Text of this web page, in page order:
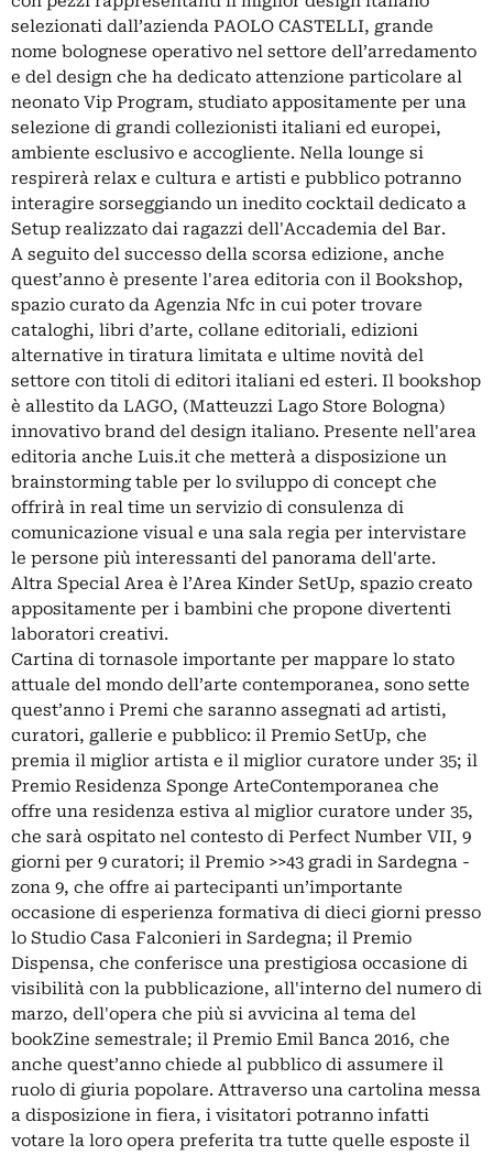
selezionati dall’azienda PAOLO CASTELLI, grande
nome bolognese operativo nel settore dell’arredamento
e del design che ha dedicato attenzione particolare al
neonato Vip Program, studiato appositamente per una
selezione di grandi collezionisti italiani ed europei,
ambiente esclusivo e accogliente. Nella lounge si
respirerà relax e cultura e artisti e pubblico potranno
interagire sorseggiando un inedito cocktail dedicato a
Setup realizzato dai ragazzi dell'Accademia del Bar.
A seguito del successo della scorsa edizione, anche
quest’anno è presente l'area editoria con il Bookshop,
spazio curato da Agenzia Nfc in cui poter trovare
cataloghi, libri d’arte, collane editoriali, edizioni
alternative in tiratura limitata e ultime novità del
settore con titoli di editori italiani ed esteri. Il bookshop
è allestito da LAGO, (Matteuzzi Lago Store Bologna)
innovativo brand del design italiano. Presente nell'area
editoria anche Luis.it che metterà a disposizione un
brainstorming table per lo sviluppo di concept che
offrirà in real time un servizio di consulenza di
comunicazione visual e una sala regia per intervistare
le persone più interessanti del panorama dell'arte.
Altra Special Area è l’Area Kinder SetUp, spazio creato
appositamente per i bambini che propone divertenti
laboratori creativi.
Cartina di tornasole importante per mappare lo stato
attuale del mondo dell’arte contemporanea, sono sette
quest’anno i Premi che saranno assegnati ad artisti,
curatori, gallerie e pubblico: il Premio SetUp, che
premia il miglior artista e il miglior curatore under 35; il
Premio Residenza Sponge ArteContemporanea che
offre una residenza estiva al miglior curatore under 35,
che sarà ospitato nel contesto di Perfect Number VII, 9
giorni per 9 curatori; il Premio >>43 gradi in Sardegna -
zona 9, che offre ai partecipanti un’importante
occasione di esperienza formativa di dieci giorni presso
lo Studio Casa Falconieri in Sardegna; il Premio
Dispensa, che conferisce una prestigiosa occasione di
visibilità con la pubblicazione, all'interno del numero di
marzo, dell'opera che più si avvicina al tema del
bookZine semestrale; il Premio Emil Banca 2016, che
anche quest’anno chiede al pubblico di assumere il
ruolo di giuria popolare. Attraverso una cartolina messa
a disposizione in fiera, i visitatori potranno infatti
votare la loro opera preferita tra tutte quelle esposte il